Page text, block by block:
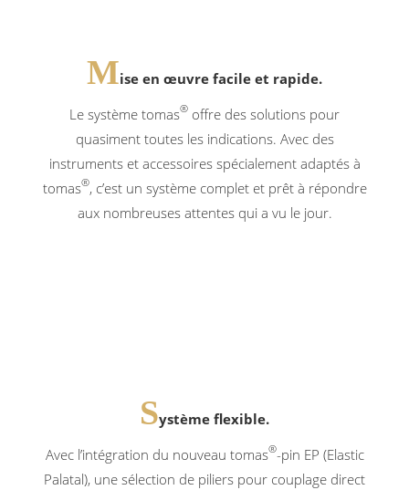
Mise en œuvre facile et rapide.
Le système tomas® offre des solutions pour
quasiment toutes les indications. Avec des
instruments et accessoires spécialement adaptés à
tomas®, c’est un système complet et prêt à répondre
aux nombreuses attentes qui a vu le jour.
Système flexible.
Avec l’intégration du nouveau tomas®-pin EP (Elastic
Palatal), une sélection de piliers pour couplage direct